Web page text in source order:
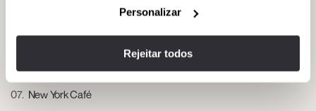
Personalizar
Rejeitar todos
Uma das maiores cafeterias da Europa, famosa por seus doces
Budapeste.
07 New York Café